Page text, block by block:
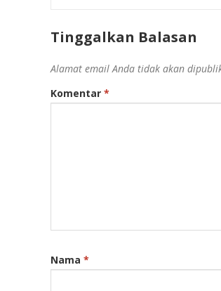
Tinggalkan Balasan
Alamat email Anda tidak akan
Komentar *
Nama *